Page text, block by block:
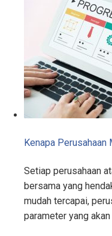
Kenapa
Setiap perusahaan
bersama yang
mudah tercapai,
parameter yang